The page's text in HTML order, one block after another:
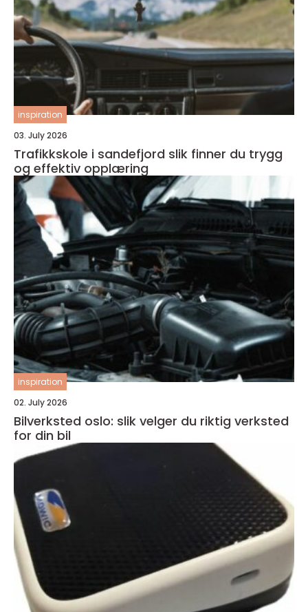
inspiration
03. July 2026
Trafikkskole i sandefjord slik finner du trygg
og effektiv opplæring
inspiration
02. July 2026
Bilverksted oslo: slik velger du riktig verksted
for din bil